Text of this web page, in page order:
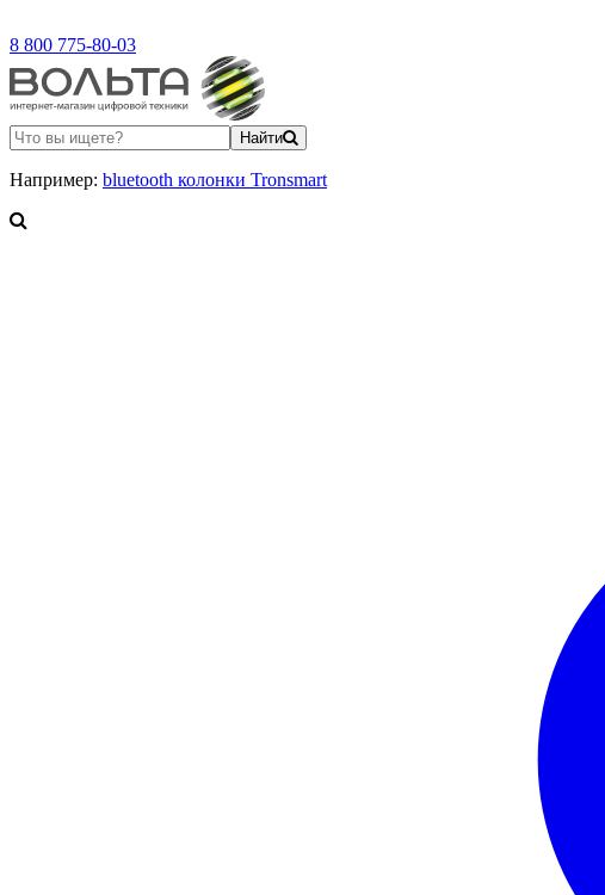
8 800 775-80-03
Найти
Например: bluetooth колонки Tronsmart